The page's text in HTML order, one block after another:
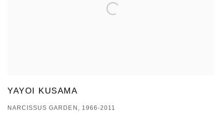
YAYOI KUSAMA
NARCISSUS GARDEN, 1966-2011